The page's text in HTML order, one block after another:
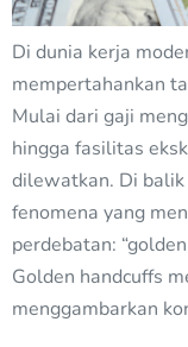
Di dunia kerja
mempertahankan
Mulai dari gaji
hingga fasilitas
dilewatkan. Di
fenomena yang
perdebatan:
Golden handcuffs
menggambarkan